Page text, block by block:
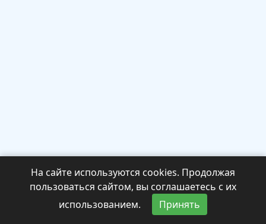
На сайте используются cookies. Продолжая
пользоваться сайтом, вы соглашаетесь с их
использованием.
Принять